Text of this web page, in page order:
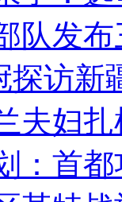
队发
探访新
夫妇
：首